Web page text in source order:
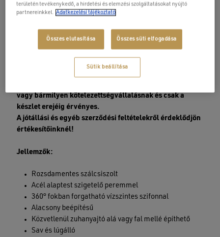
50 900Ft Original
price
was:
50
900 Ft.
22 905FtCurrent
is:
22
905 Ft.
Csomagolás sérült termék, amely az M3
bemutatóteremben vásárolható meg személyesen.
A megjelenített képek nem a konkrét termékről
vagy bármilyen kötelezettségvállalásnak és csak a
készlet erejéig érvényes.
A jótállási és egyéb szerződési feltételekről érdeklődjön
értékesítőinknél!
Jellemzők:
Rozsdamentes szálcsiszolt
Acél alaptest szigetelő peremmel
360° fokban forgatható vízszintes szifonnal
Alacsony beépítésű
Közvetlenül zuhanyajtó alá vagy fal mellé építhető
Sav és lúgálló
területén tevékenykedő, a hirdetési és elemzési szolgáltatásokat nyújtó
partnereinkkel. Adatkezelési tájékoztató
Összes elutasítása Összes süti elfogadása
Sütik beállítása